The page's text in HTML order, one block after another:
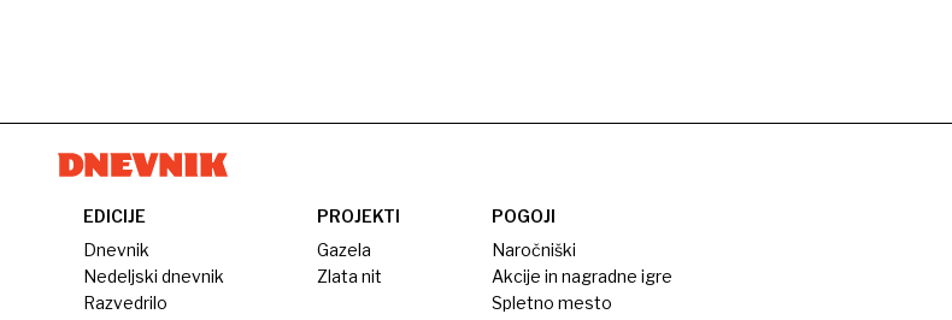
EDICIJE
Dnevnik
Nedeljski dnevnik
Razvedrilo
PROJEKTI
Gazela
Zlata nit
POGOJI
Naročniški
Akcije in nagradne igre
Spletno mesto